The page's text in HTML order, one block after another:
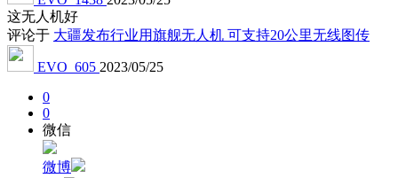
这无人机好
评论于 大疆发布行业用旗舰无人机 可支持20公里无线图传
EVO_605 2023/05/25
0
0
微信
微博